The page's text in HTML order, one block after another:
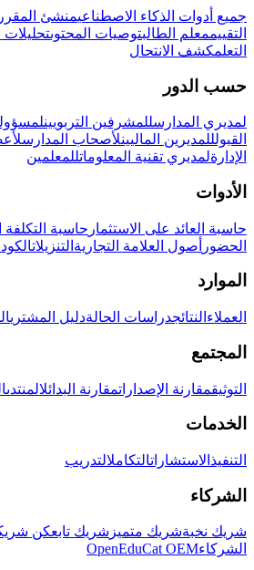
جميع أدوات الذكاء الاصطناعيمنشئ
التقييممعلم الطالبتوصيات المحتوىتحليلات
التعلمكشف الانتحال
حسب الدور
لمديري المدارسللمشرفين التربويين
القبولللمديرين الماليينلأصحاب المدارس
الإدارةلمديري تقنية المعلوماتللمعلمين
الأدوات
حاسبة العائد على الاستثمار حاسبة التكلفة
الحضور أصول العلامة التجارية التنزيلات
الموارد
العملاء النتائجدراسات الحالةدليل المشتري
المجتمع
التوثيقمقارنة الإصداراتمقارنة البدائلالمنتدى
الخدمات
التنفيذ الاستشاراتالتكاملالتدريب
الشركاء
شريك نخبةشريك متميز شريك تابعكن
الشركاءOpenEduCat OEM